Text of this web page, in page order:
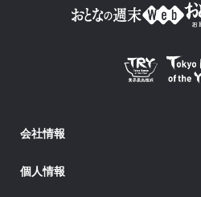
会社情報
個人情報